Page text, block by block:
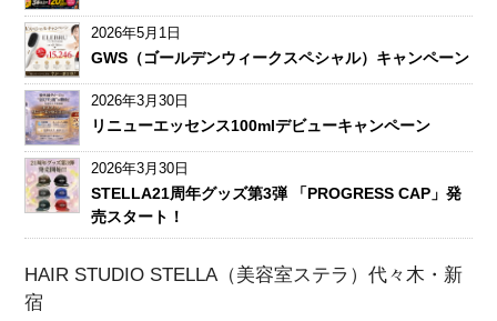
2026年5月1日
GWS（ゴールデンウィークスペシャル）キャンペーン
2026年3月30日
リニューエッセンス100mlデビューキャンペーン
2026年3月30日
STELLA21周年グッズ第3弾 「PROGRESS CAP」発
売スタート！
HAIR STUDIO STELLA（美容室ステラ）代々木・新
宿